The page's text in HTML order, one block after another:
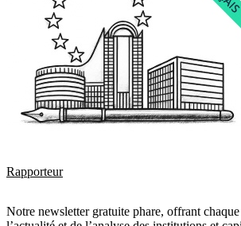
Rapporteur
Notre newsletter gratuite phare, offrant